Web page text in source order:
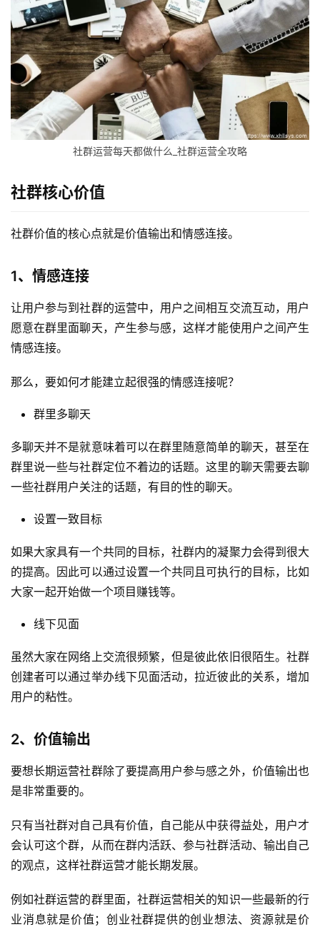
社群运营每天都做什么_社群运营全攻略
社群核心价值
社群价值的核心点就是价值输出和情感连接。
1、情感连接
让用户参与到社群的运营中，用户之间相互交流互动，用户
愿意在群里面聊天，产生参与感，这样才能使用户之间产生
情感连接。
那么，要如何才能建立起很强的情感连接呢？
群里多聊天
多聊天并不是就意味着可以在群里随意简单的聊天，甚至在
群里说一些与社群定位不着边的话题。这里的聊天需要去聊
一些社群用户关注的话题，有目的性的聊天。
设置一致目标
如果大家具有一个共同的目标，社群内的凝聚力会得到很大
的提高。因此可以通过设置一个共同且可执行的目标，比如
大家一起开始做一个项目赚钱等。
线下见面
虽然大家在网络上交流很频繁，但是彼此依旧很陌生。社群
创建者可以通过举办线下见面活动，拉近彼此的关系，增加
用户的粘性。
2、价值输出
要想长期运营社群除了要提高用户参与感之外，价值输出也
是非常重要的。
只有当社群对自己具有价值，自己能从中获得益处，用户才
会认可这个群，从而在群内活跃、参与社群活动、输出自己
的观点，这样社群运营才能长期发展。
例如社群运营的群里面，社群运营相关的知识一些最新的行
业消息就是价值；创业社群提供的创业想法、资源就是价